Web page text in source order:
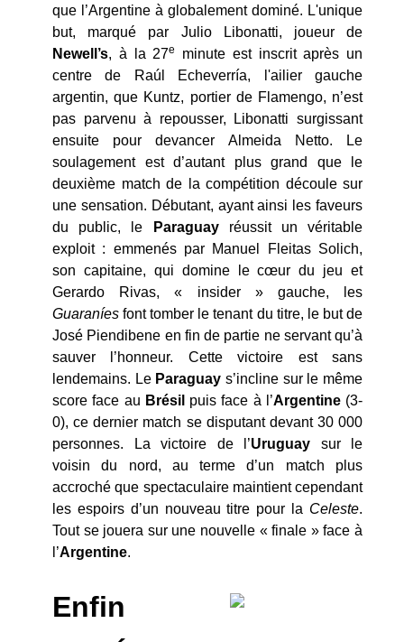
que l’Argentine à globalement dominé. L'unique
but, marqué par Julio Libonatti, joueur de
Newell’s, à la 27e
minute est inscrit après un
centre de Raúl Echeverría, l'ailier gauche
argentin, que Kuntz, portier de Flamengo, n’est
pas parvenu à repousser, Libonatti surgissant
ensuite pour devancer Almeida Netto. Le
soulagement est d’autant plus grand que le
deuxième match de la compétition découle sur
une sensation. Débutant, ayant ainsi les faveurs
du public, le
Paraguayréussit un véritable
exploit : emmenés par Manuel Fleitas Solich,
son capitaine, qui domine le cœur du jeu et
Gerardo Rivas, « insider » gauche, les
Guaraníes font tomber le tenant du titre, le but de
José Piendibene en fin de partie ne servant qu’à
sauver l’honneur. Cette victoire est sans
lendemains. Le Paraguay s’incline sur le même
score face au Brésil puis face à l’Argentine (3-
0), ce dernier match se disputant devant 30 000
personnes. La victoire de l’Uruguay sur le
voisin du nord, au terme d’un match plus
accroché que spectaculaire maintient cependant
les espoirs d’un nouveau titre pour la Celeste.
Tout se jouera sur une nouvelle « finale » face à
l’Argentine.
Enfin